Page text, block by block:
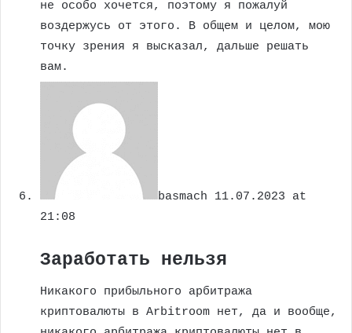
не особо хочется, поэтому я пожалуй
воздержусь от этого. В общем и целом, мою
точку зрения я высказал, дальше решать
вам.
basmach 11.07.2023 at
21:08
Заработать нельзя
Никакого прибыльного арбитража
криптовалюты в Arbitroom нет, да и вообще,